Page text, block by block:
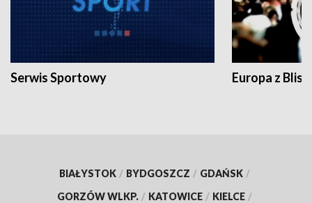
Serwis Sportowy Europa z
BIAŁYSTOK / BYDGOSZCZ / GDAŃSK /
GORZÓW WLKP. / KATOWICE / KIELCE /